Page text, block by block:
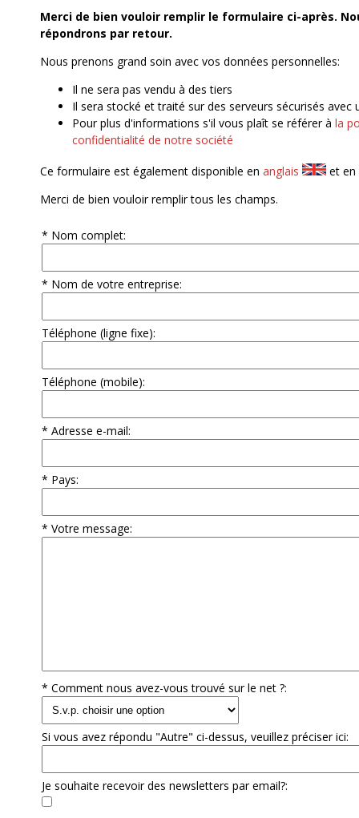
Merci de bien vouloir remplir le formulaire ci-après.
répondrons par retour.
Nous prenons grand soin avec vos données personnelles:
Il ne sera pas vendu à des tiers
Il sera stocké et traité sur des serveurs sécurisés avec
Pour plus d'informations s'il vous plaît se référer à la
confidentialité de notre société
Ce formulaire est également disponible en anglais
et en
Merci de bien vouloir remplir tous les champs.
* Nom complet:
* Nom de votre entreprise:
Téléphone (ligne fixe):
Téléphone (mobile):
* Adresse e-mail:
* Pays:
* Votre message:
* Comment nous avez-vous trouvé sur le net ?:
Si vous avez répondu "Autre" ci-dessus, veuillez préciser ici:
Je souhaite recevoir des newsletters par email?: